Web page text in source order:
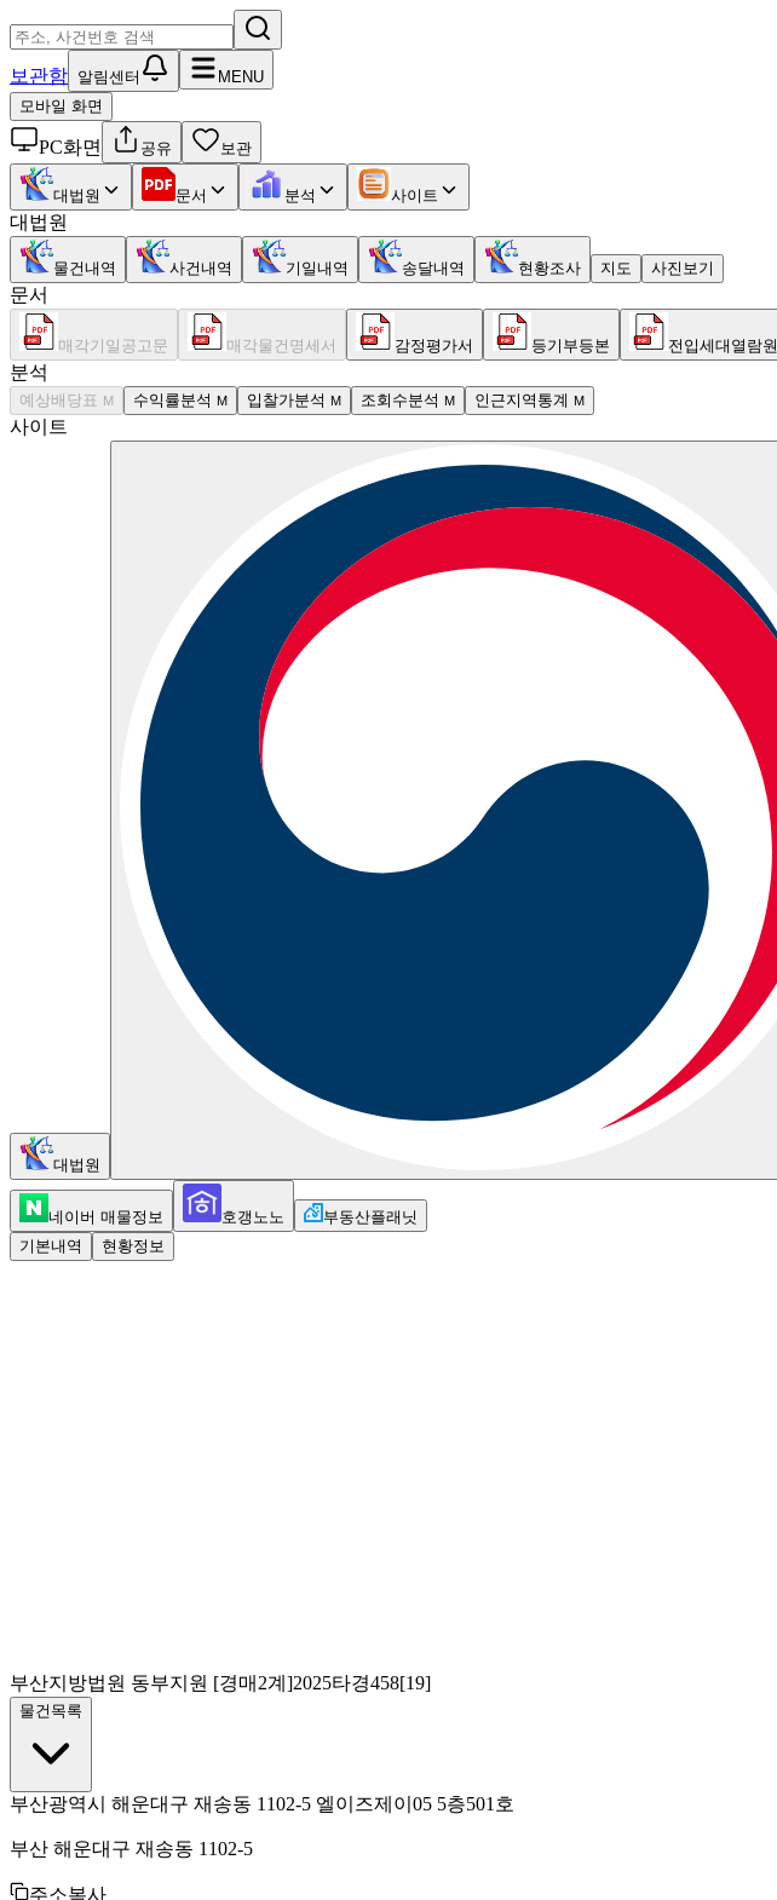
보관함 알림센터
MENU
모바일 화면
PC화면 공유 보관
대법원 문서 분석 사이트
대법원
물건내역 사건내역 기일내역 송달내역 현황조사 지도 사진보기
문서
매각기일공고문 매각물건명세서 감정평가서 등기부등본 전입세대열람원
분석
예상배당표 M 수익률분석 M 입찰가분석 M 조회수분석 M 인근지역통계 M
사이트
대법원
네이버 매물정보 호갱노노
부동산플래닛
기본내역
현황정보
부산지방법원 동부지원 [경매2계]2025타경458[19]
물건목록
부산광역시 해운대구 재송동 1102-5 엘이즈제이05 5층501호
부산 해운대구 재송동 1102-5
주소복사